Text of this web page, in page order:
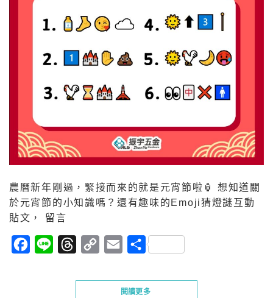
農曆新年剛過，緊接而來的就是元宵節啦🏮 想知道關
於元宵節的小知識嗎？還有趣味的Emoji猜燈謎互動
貼文， 留言
Facebook
Line Threads
Copy Email分
閱讀更多